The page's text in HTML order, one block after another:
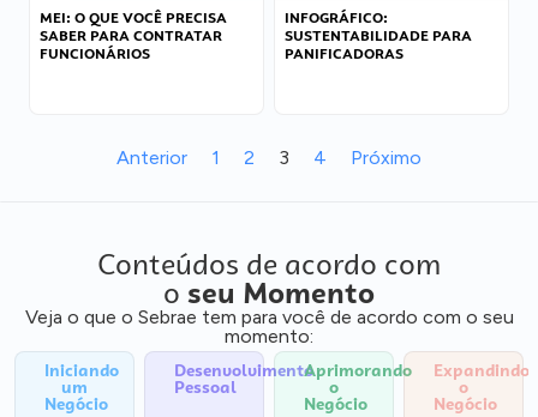
MEI: O QUE VOCÊ PRECISA
SABER PARA CONTRATAR
FUNCIONÁRIOS
INFOGRÁFICO:
SUSTENTABILIDADE PARA
PANIFICADORAS
Anterior 1 2 3 4 Próximo
Conteúdos de acordo com
o seu Momento
Veja o que o Sebrae tem para você de acordo com o seu
momento:
Iniciando
um
Negócio
Desenvolvimento
Pessoal
Aprimorando
o
Negócio
Expandindo
o
Negócio